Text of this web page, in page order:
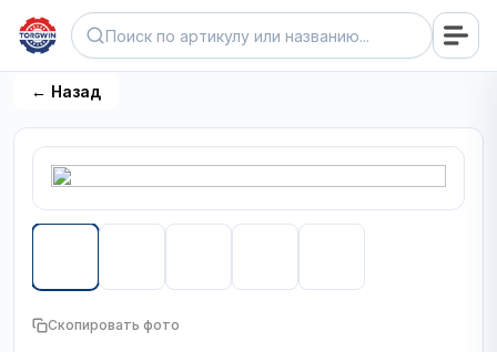
← Назад
Скопировать фото